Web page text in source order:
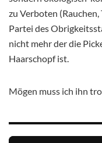
zu Verboten
Partei des
nicht mehr der die
Haarschopf ist.
Mögen muss ich ihn